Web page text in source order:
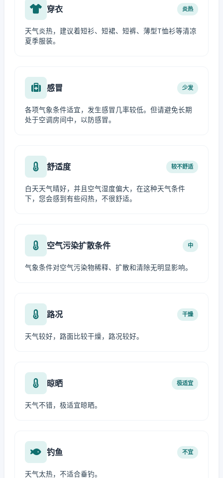
穿衣 炎热
天气炎热，建议着短衫、短裙、短裤、薄型T恤衫等清凉
夏季服装。
感冒 少发
各项气象条件适宜，发生感冒几率较低。但请避免长期
处于空调房间中，以防感冒。
舒适度 较不舒适
白天天气晴好，并且空气湿度偏大，在这种天气条件
下，您会感到有些闷热，不很舒适。
空气污染扩散条件 中
气象条件对空气污染物稀释、扩散和清除无明显影响。
路况 干燥
天气较好，路面比较干燥，路况较好。
晾晒 极适宜
天气不错，极适宜晾晒。
钓鱼 不宜
天气太热，不适合垂钓。